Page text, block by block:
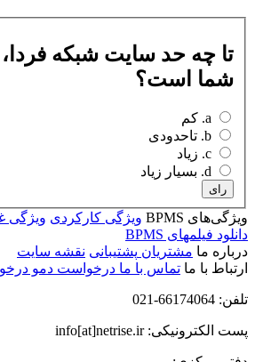
تا چه حد سایت شبکه فردا،
شما است؟
رای
ویژگی‌های BPMS ویژگی کارکردی ویژگی
دانلود فیلمهای BPMS
درباره ما مشتریان پشتیبانی نقشه سایت
ارتباط با ما تماس با ما درخواست دمو
تلفن: 66174064-021
پست الکترونیکی: info[at]netrise.ir